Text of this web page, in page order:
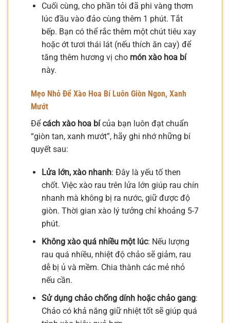
Cuối cùng, cho phần tỏi đã phi vàng thơm
lúc đầu vào đảo cùng thêm 1 phút. Tắt
bếp. Bạn có thể rắc thêm một chút tiêu xay
hoặc ớt tươi thái lát (nếu thích ăn cay) để
tăng thêm hương vị cho món xào hoa bí
này.
Mẹo Nhỏ Để Xào Hoa BíLuôn Giòn Ngon, Xanh
Mướt
Đểcách xào hoa bícủa bạn luôn đạt chuẩn
“giòn tan, xanh mướt”, hãy ghi nhớ những bí
quyết sau:
Lửa lớn, xào nhanh: Đây là yếu tố then
chốt. Việc xào rau trên lửa lớn giúp rau chín
nhanh mà không bị ra nước, giữ được độ
giòn. Thời gian xào lý tưởng chỉ khoảng 5-7
phút.
Không xào quá nhiều một lúc: Nếu lượng
rau quá nhiều, nhiệt độ chảo sẽ giảm, rau
dễ bị ủ và mềm. Chia thành các mẻ nhỏ
nếu cần.
Sử dụng chảo chống dính hoặc chảo gang:
Chảo có khả năng giữ nhiệt tốt sẽ giúp quá